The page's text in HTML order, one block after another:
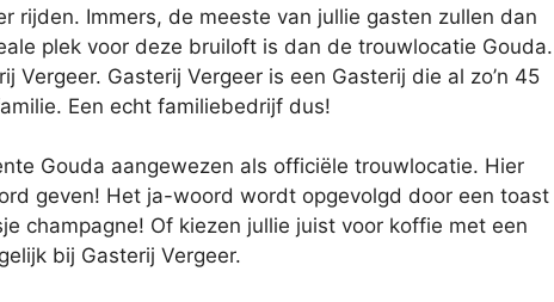
rijden. Immers, de meeste van jullie gasten zullen dan
plek voor deze bruiloft is dan de trouwlocatie Gouda.
Vergeer. Gasterij Vergeer is een Gasterij die al zo’n 45
Een echt familiebedrijf dus!
Gouda aangewezen als officiële trouwlocatie. Hier
geven! Het ja-woord wordt opgevolgd door een toast
champagne! Of kiezen jullie juist voor koffie met een
bij Gasterij Vergeer.